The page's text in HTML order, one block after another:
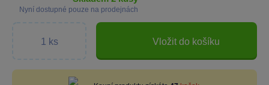
Nyní dostupné pouze na prodejnách
Vložit do košíku